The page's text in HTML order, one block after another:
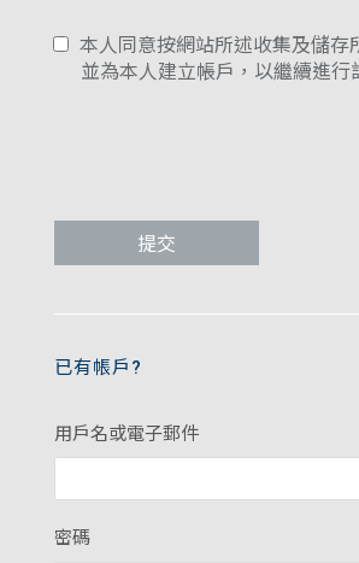
本人同意按網站所述收集及儲存
並為本人建立帳戶，以繼續進行
已有帳戶?
用戶名或電子郵件
密碼